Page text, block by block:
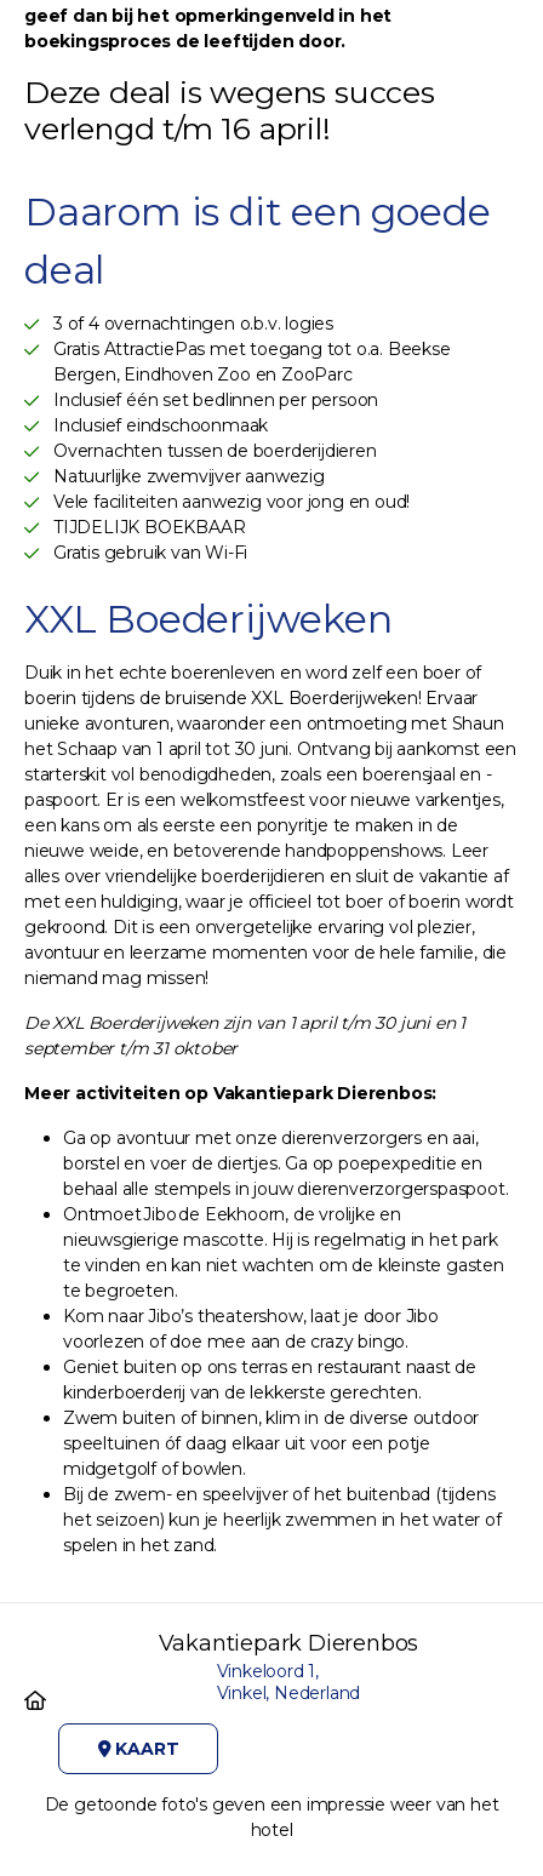
geef dan bij het opmerkingenveld in het
boekingsproces de leeftijden door.
Deze deal is wegens succes
verlengd t/m 16 april!
Daarom is dit een goede
deal
3 of 4 overnachtingen o.b.v. logies
Gratis AttractiePas met toegang tot o.a. Beekse
Bergen, Eindhoven Zoo en ZooParc
Inclusief één set bedlinnen per persoon
Inclusief eindschoonmaak
Overnachten tussen de boerderijdieren
Natuurlijke zwemvijver aanwezig
Vele faciliteiten aanwezig voor jong en oud!
TIJDELIJK BOEKBAAR
Gratis gebruik van Wi-Fi
XXL Boederijweken
Duik in het echte boerenleven en word zelf een boer of
boerin tijdens de bruisende XXL Boerderijweken! Ervaar
unieke avonturen, waaronder een ontmoeting met Shaun
het Schaap van 1 april tot 30 juni. Ontvang bij aankomst een
starterskit vol benodigdheden, zoals een boerensjaal en -
paspoort. Er is een welkomstfeest voor nieuwe varkentjes,
een kans om als eerste een ponyritje te maken in de
nieuwe weide, en betoverende handpoppenshows. Leer
alles over vriendelijke boerderijdieren en sluit de vakantie af
met een huldiging, waar je officieel tot boer of boerin wordt
gekroond. Dit is een onvergetelijke ervaring vol plezier,
avontuur en leerzame momenten voor de hele familie, die
niemand mag missen!
De XXL Boerderijweken zijn van 1 april t/m 30 juni en 1
september t/m 31 oktober
Meer activiteiten op Vakantiepark Dierenbos:
Ga op avontuur met onze dierenverzorgers en aai,
borstel en voer de diertjes. Ga op poepexpeditie en
behaal alle stempels in jouw dierenverzorgerspaspoot.
Ontmoet Jibo de Eekhoorn, de vrolijke en
nieuwsgierige mascotte. Hij is regelmatig in het park
te vinden en kan niet wachten om de kleinste gasten
te begroeten.
Kom naar Jibo’s theatershow, laat je door Jibo
voorlezen of doe mee aan de crazy bingo.
Geniet buiten op ons terras en restaurant naast de
kinderboerderij van de lekkerste gerechten.
Zwem buiten of binnen, klim in de diverse outdoor
speeltuinen óf daag elkaar uit voor een potje
midgetgolf of bowlen.
Bij de zwem- en speelvijver of het buitenbad (tijdens
het seizoen) kun je heerlijk zwemmen in het water of
spelen in het zand.
Vakantiepark Dierenbos
Vinkeloord 1,
Vinkel, Nederland
KAART
De getoonde foto's geven een impressie weer van het
hotel